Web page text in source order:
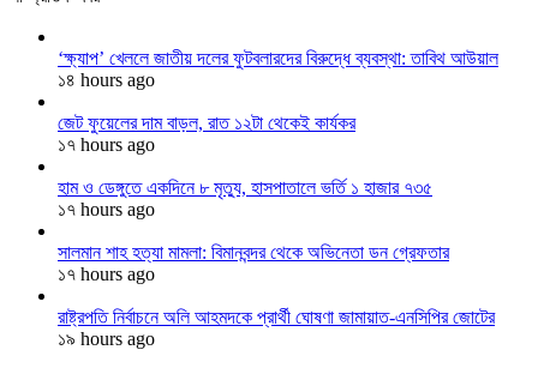
‘ক্ষ্যাপ’ খেললে জাতীয় দলের ফুটবলারদের বিরুদ্ধে ব্যবস্থা: তাবিথ আউয়াল
১৪ hours ago
জেট ফুয়েলের দাম বাড়ল, রাত ১২টা থেকেই কার্যকর
১৭ hours ago
হাম ও ডেঙ্গুতে একদিনে ৮ মৃত্যু, হাসপাতালে ভর্তি ১ হাজার ৭৩৫
১৭ hours ago
সালমান শাহ হত্যা মামলা: বিমানবন্দর থেকে অভিনেতা ডন গ্রেফতার
১৭ hours ago
রাষ্ট্রপতি নির্বাচনে অলি আহমদকে প্রার্থী ঘোষণা জামায়াত-এনসিপির জোটের
১৯ hours ago